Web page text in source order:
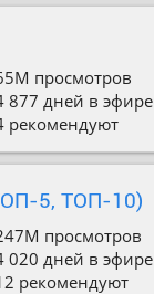
просмотров
877дней в эфире
рекомендуют
5, ТОП-10)
просмотров
020 дней в эфире
рекомендуют